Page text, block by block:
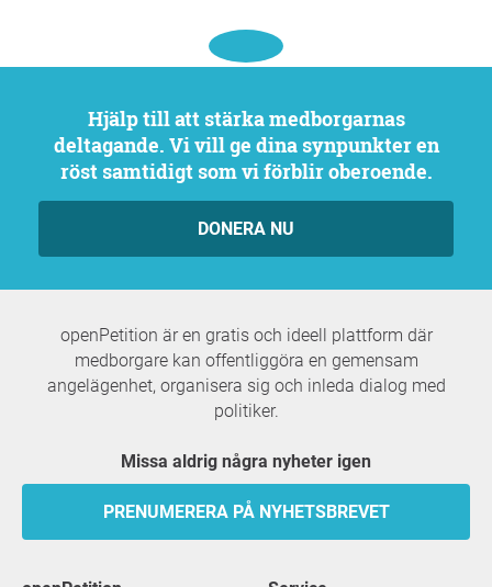
Hjälp till att stärka medborgarnas
deltagande. Vi vill ge dina synpunkter en
röst samtidigt som vi förblir oberoende.
DONERA NU
openPetition är en gratis och ideell plattform där
medborgare kan offentliggöra en gemensam
angelägenhet, organisera sig och inleda dialog med
politiker.
Missa aldrig några nyheter igen
PRENUMERERA PÅ NYHETSBREVET